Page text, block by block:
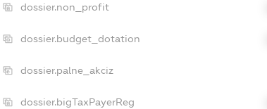
dossier.non_profit
dossier.budget_dotation
dossier.palne_akciz
dossier.bigTaxPayerReg